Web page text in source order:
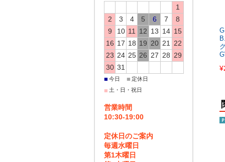
1
2
3 4 5 6 7
8
9
10 11 12 13 14 15
16 17 18 19 20 21
22
23 24 25 26 27 28 29
30 31
■ 今日 ■ 定休日
■ 土・日・祝日
営業時間
10:30-19:00
定休日のご案内
毎週水曜日
第1木曜日